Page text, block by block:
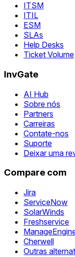
ITSM
ITIL
ESM
SLAs
Help Desks
Ticket Volume
InvGate
AI Hub
Sobre nós
Partners
Carreiras
Contate-nos
Suporte
Deixar uma
Compare com
Jira
ServiceNow
SolarWinds
Freshservice
Cherwell
Outras